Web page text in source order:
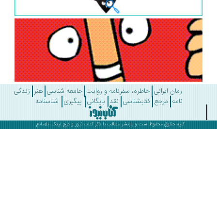
رمان ایرانی خاطره، سفرنامه و روایت جامعه شناسی هنر زندگی
مرجع کتابشناسی نقد بایگانی پیگیری شناسنامه
کلیه حقوق محفوظ است و بازنشر مطالب با ذکرکتاب نیوز و درج لینک، بلامانع .